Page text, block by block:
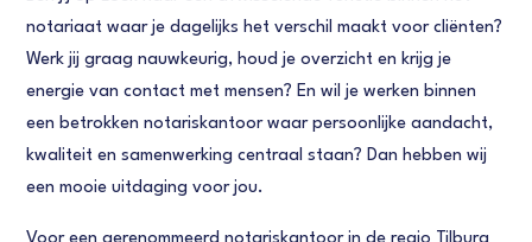
notariaat waar je dagelijks het verschil maakt voor cliënten?
Werk jij graag nauwkeurig, houd je overzicht en krijg je
energie van contact met mensen? En wil je werken binnen
een betrokken notariskantoor waar persoonlijke aandacht,
kwaliteit en samenwerking centraal staan? Dan hebben wij
een mooie uitdaging voor jou.